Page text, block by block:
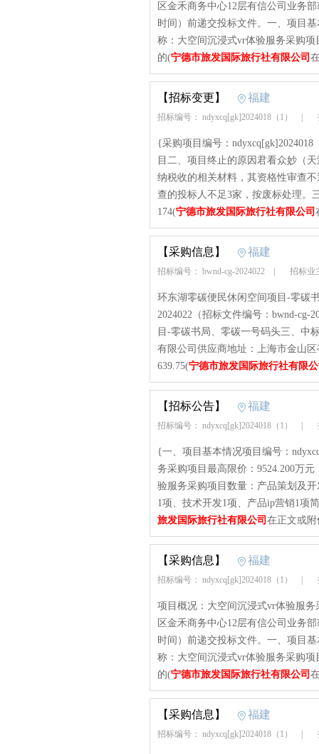
区金禾商务中心12层有信公司业务
时间）前递交投标文件。一、项目
称：大空间沉浸式vr体验服务采购
的(宁德市旅发国际旅行社有限公司
【招标变更】 福建
招标编号： ndyxcq[gk]2024018（1）
{采购项目编号：
目二、项目终止的原因君看众妙（
纳税收的相关材料，其资格性审查
查的投标人不足3家，按废标处理。
174(宁德市旅发国际旅行社有限公司
【采购信息】 福建
招标编号： bwnd-cg-2024022 招标业
环东湖零碳便民休闲空间项目-零碳
2024022（招标文件编号：bwnd-cg-
目-零碳书局、零碳一号码头三、中
有限公司供应商地址：上海市金山
639.75(宁德市旅发国际旅行社有限
【招标公告】 福建
招标编号： ndyxcq[gk]2024018（1）
{一、项目基本情况项目编号：
务采购项目最高限价：9524.200万
验服务采购项目数量：产品策划及
1项、技术开发1项、产品ip营销1项
旅发国际旅行社有限公司 在正文或
【采购信息】 福建
招标编号： ndyxcq[gk]2024018（1）
项目概况：大空间沉浸式vr体验服
区金禾商务中心12层有信公司业务
时间）前递交投标文件。一、项目
称：大空间沉浸式vr体验服务采购
的(宁德市旅发国际旅行社有限公司
【采购信息】 福建
招标编号： ndyxcq[gk]2024018（1）